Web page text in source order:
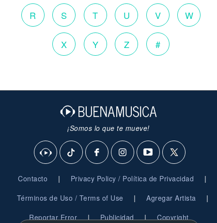
R S T U V W
X Y Z #
¡Somos lo que te mueve!
Contacto | Privacy Policy / Política de Privacidad |
Términos de Uso / Terms of Use | Agregar Artista |
Reportar Error | Publicidad | Copyright